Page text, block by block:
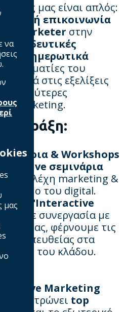
στόχος μας είναι απλός:
επικοινωνία
marketer στην
και ενημερωτικά
του
στις εξελίξεις
καλύτερες
marketing.
πράξη:
& Workshops
σεμινάρια
στελέχη marketing &
κόσμο του digital.
"Interactive
, σε συνεργασία με
φέρνουμε τις
απευθείας στα
του κλάδου.
Marketing
συγκεντρώνει top
να
μας